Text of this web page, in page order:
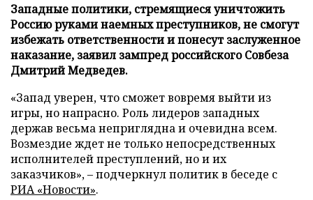
Западные политики, стремящиеся уничтожить
Россию руками наемных преступников, не смогут
избежать ответственности и понесут заслуженное
наказание, заявил зампред российского Совбеза
Дмитрий Медведев.
«Запад уверен, что сможет вовремя выйти из
игры, но напрасно. Роль лидеров западных
держав весьма неприглядна и очевидна всем.
Возмездие ждет не только непосредственных
исполнителей преступлений, но и их
заказчиков», – подчеркнул политик в беседе с
РИА «Новости».